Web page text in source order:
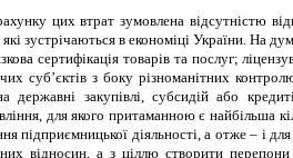
цих втрат зумовлена відсутністю
зустрічаються в економіці України. На
сертифікація товарів та послуг;
суб’єктів з боку різноманітних
державні закупівлі, субсидій або
для якого притаманною є найбільша
підприємницької діяльності, а отже – і
відносин, а з ціллю створити